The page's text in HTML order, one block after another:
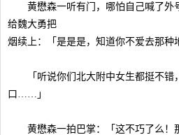
黄懋森一听有门，哪怕自己喊了外
给魏大勇把
烟续上：「是是是，知道你不爱去那种
「听说你们北大附中女生都挺不错
口……」
黄懋森一拍巴掌：「这不巧了么！